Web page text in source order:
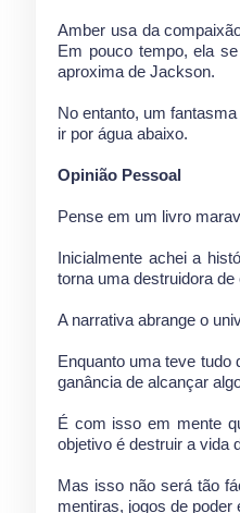
Amber usa da
Em pouco tempo, ela
aproxima de Jackson.
No entanto, um
ir por água abaixo.
Opinião Pessoal
Pense em um livro
Inicialmente achei a
torna uma destruidora
A narrativa abrange o
Enquanto uma teve
ganância de alcançar
É com isso em mente
objetivo é destruir a vida
Mas isso não será tão
mentiras, jogos de poder